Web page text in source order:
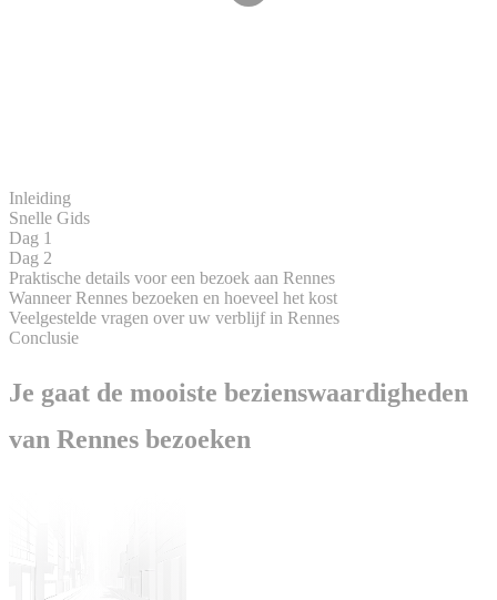
Inleiding
Snelle Gids
Dag 1
Dag 2
Praktische details voor een bezoek aan Rennes
Wanneer Rennes bezoeken en hoeveel het kost
Veelgestelde vragen over uw verblijf in Rennes
Conclusie
Je gaat de mooiste bezienswaardigheden
van Rennes bezoeken